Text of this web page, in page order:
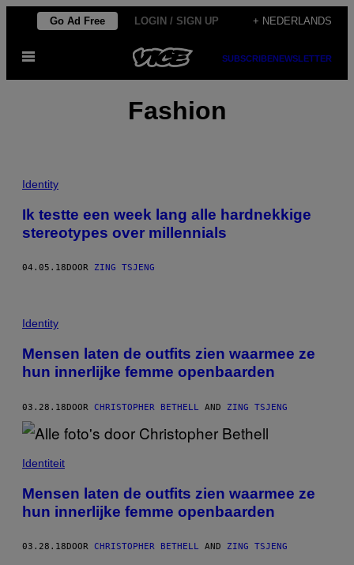
de
Go Ad Free LOGIN / SIGN UP + NEDERLANDS
Open
SUBSCRIBENEWSLETTER
Fashion
Identity
Ik testte een week lang alle hardnekkige
stereotypes over millennials
04.05.18 DOOR ZING TSJENG
Identity
Mensen laten de outfits zien waarmee ze
hun innerlijke femme openbaarden
03.28.18DOOR CHRISTOPHER BETHELL AND ZING TSJENG
Identiteit
Mensen laten de outfits zien waarmee ze
hun innerlijke femme openbaarden
03.28.18 DOOR CHRISTOPHER BETHELL AND ZING TSJENG